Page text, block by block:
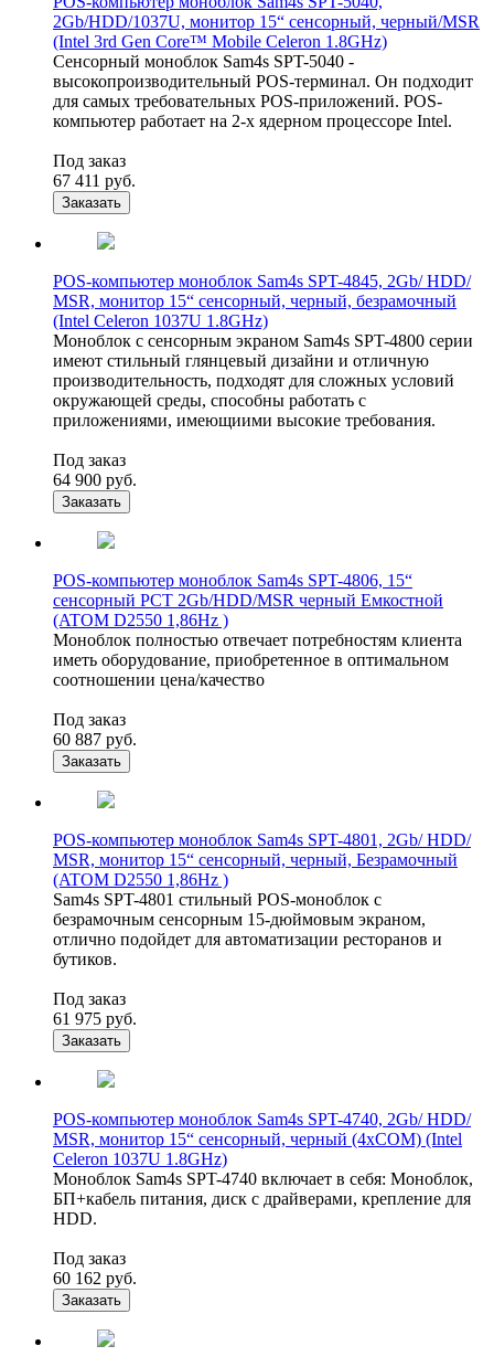
2Gb/HDD/1037U, монитор 15“ сенсорный, черный/MSR
(Intel 3rd Gen Core™ Mobile Celeron 1.8GHz)
Сенсорный моноблок Sam4s SPT-5040 -
высокопроизводительный POS-терминал. Он подходит
для самых требовательных POS-приложений. POS-
компьютер работает на 2-х ядерном процессоре Intel.
Под заказ
67 411 руб.
Заказать
POS-компьютер моноблок Sam4s SPT-4845, 2Gb/ HDD/
MSR, монитор 15“ сенсорный, черный, безрамочный
(Intel Celeron 1037U 1.8GHz)
Моноблок с сенсорным экраном Sam4s SPT-4800 серии
имеют стильный глянцевый дизайни и отличную
производительность, подходят для сложных условий
окружающей среды, способны работать с
приложениями, имеющиими высокие требования.
Под заказ
64 900 руб.
Заказать
POS-компьютер моноблок Sam4s SPT-4806, 15“
сенсорный PCT 2Gb/HDD/MSR черный Емкостной
(ATOM D2550 1,86Hz )
Моноблок полностью отвечает потребностям клиента
иметь оборудование, приобретенное в оптимальном
соотношении цена/качество
Под заказ
60 887 руб.
Заказать
POS-компьютер моноблок Sam4s SPT-4801, 2Gb/ HDD/
MSR, монитор 15“ сенсорный, черный, Безрамочный
(ATOM D2550 1,86Hz )
Sam4s SPT-4801 стильный POS-моноблок с
безрамочным сенсорным 15-дюймовым экраном,
отлично подойдет для автоматизации ресторанов и
бутиков.
Под заказ
61 975 руб.
Заказать
POS-компьютер моноблок Sam4s SPT-4740, 2Gb/ HDD/
MSR, монитор 15“ сенсорный, черный (4xCOM) (Intel
Celeron 1037U 1.8GHz)
Моноблок Sam4s SPT-4740 включает в себя: Моноблок,
БП+кабель питания, диск с драйверами, крепление для
HDD.
Под заказ
60 162 руб.
Заказать